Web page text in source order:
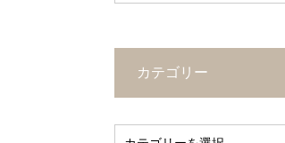
カテゴリー